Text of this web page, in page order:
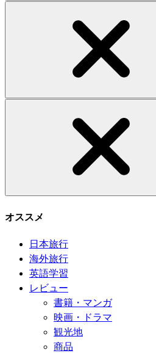
オススメ
日本旅行
海外旅行
英語学習
レビュー
書籍・マンガ
映画・ドラマ
観光地
商品